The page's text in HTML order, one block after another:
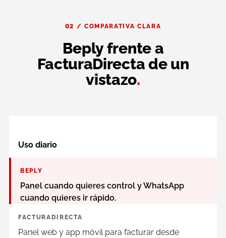
02 / COMPARATIVA CLARA
Beply frente a
FacturaDirecta de un
vistazo.
Uso diario
BEPLY
Panel cuando quieres control y WhatsApp
cuando quieres ir rápido.
FACTURADIRECTA
Panel web y app móvil para facturar desde